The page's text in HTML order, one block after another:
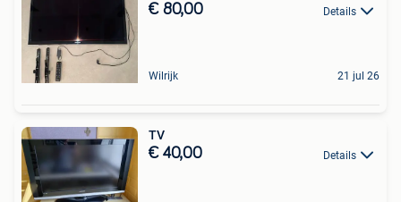
€ 80,00 Details
Wilrijk 21 jul 26
TV
€ 40,00 Details